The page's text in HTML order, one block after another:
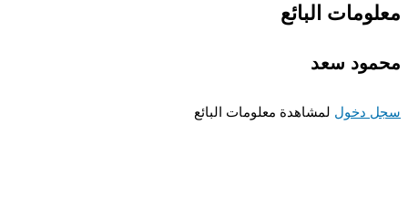
البائع
سعد
دخوللمشاهدة معلومات البائع